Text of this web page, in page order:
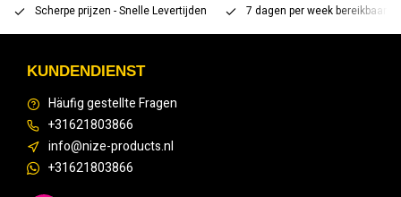
Scherpe prijzen - Snelle Levertijden 7 dagen per week bereikbaar
KUNDENDIENST
Häufig gestellte Fragen
+31621803866
info@nize-products.nl
+31621803866